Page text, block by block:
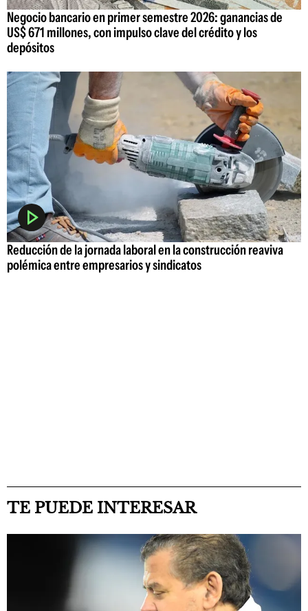
Negocio bancario en primer semestre 2026: ganancias de
US$ 671 millones, con impulso clave del crédito y los
depósitos
Reducción de la jornada laboral en la construcción reaviva
polémica entre empresarios y sindicatos
TE PUEDE INTERESAR